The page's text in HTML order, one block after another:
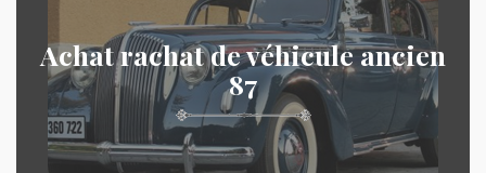
Achat rachat de véhicule ancien
87